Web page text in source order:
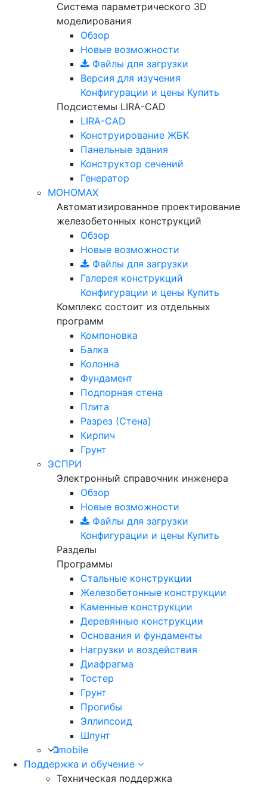
Система параметрического 3D
моделирования
Обзор
Новые возможности
Файлы для загрузки
Версия для изучения
Конфигурации и цены Купить
Подсистемы LIRA-CAD
LIRA-CAD
Конструирование ЖБК
Панельные здания
Конструктор сечений
Генератор
МОНОМАХ
Автоматизированное проектирование
железобетонных конструкций
Обзор
Новые возможности
Файлы для загрузки
Галерея конструкций
Конфигурации и цены Купить
Комплекс состоит из отдельных
программ
Компоновка
Балка
Колонна
Фундамент
Подпорная стена
Плита
Разрез (Стена)
Кирпич
Грунт
ЭСПРИ
Электронный справочник инженера
Обзор
Новые возможности
Файлы для загрузки
Конфигурации и цены Купить
Разделы
Программы
Стальные конструкции
Железобетонные конструкции
Каменные конструкции
Деревянные конструкции
Основания и фундаменты
Нагрузки и воздействия
Диафрагма
Тостер
Грунт
Прогибы
Эллипсоид
Шпунт
mobile
Поддержка и обучение
Техническая поддержка